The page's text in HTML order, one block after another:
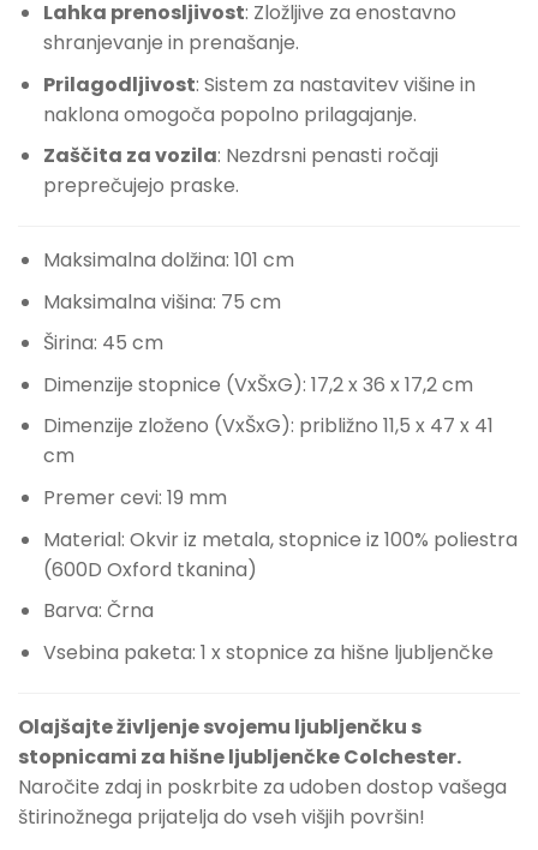
Lahka prenosljivost: Zložljive za enostavno
shranjevanje in prenašanje.
Prilagodljivost: Sistem za nastavitev višine in
naklona omogoča popolno prilagajanje.
Zaščita za vozila: Nezdrsni penasti ročaji
preprečujejo praske.
Maksimalna dolžina: 101 cm
Maksimalna višina: 75 cm
Širina: 45 cm
Dimenzije stopnice (VxŠxG): 17,2 x 36 x 17,2 cm
Dimenzije zloženo (VxŠxG): približno 11,5 x 47 x 41
cm
Premer cevi: 19 mm
Material: Okvir iz metala, stopnice iz 100% poliestra
(600D Oxford tkanina)
Barva: Črna
Vsebina paketa: 1 x stopnice za hišne ljubljenčke
Olajšajte življenje svojemu ljubljenčku s
stopnicami za hišne ljubljenčke Colchester.
Naročite zdaj in poskrbite za udoben dostop vašega
štirinožnega prijatelja do vseh višjih površin!